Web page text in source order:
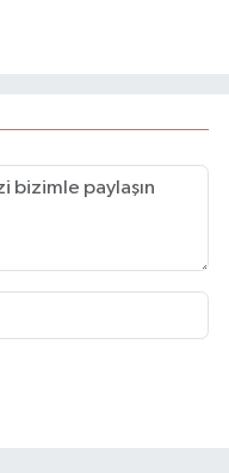
gerçekleştirmiştir.
haber sitesinde